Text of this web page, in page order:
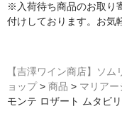
※入荷待ち商品のお取り
付けしております。お気
【吉澤ワイン商店】ソ
ョップ> 商品 > マリアー
モンテ ロザート ムタビ